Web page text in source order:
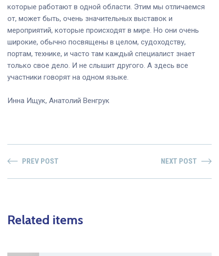
которые работают в одной области. Этим мы отличаемся
от, может быть, очень значительных выставок и
мероприятий, которые происходят в мире. Но они очень
широкие, обычно посвящены в целом, судоходству,
портам, технике, и часто там каждый специалист знает
только свое дело. И не слышит другого. А здесь все
участники говорят на одном языке.
Инна Ищук, Анатолий Венгрук
PREV POST NEXT POST
Related items